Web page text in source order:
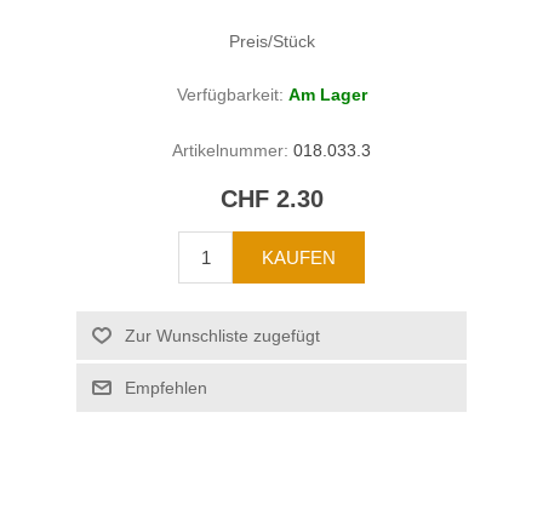
Preis/Stück
Verfügbarkeit: Am Lager
Artikelnummer: 018.033.3
CHF 2.30